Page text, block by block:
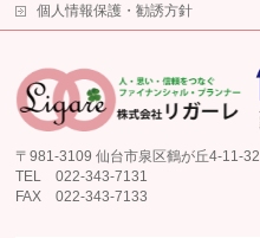
個人情報保護・勧誘方針
〒981-3109 仙台市泉区鶴が丘4-11-32
TEL 022-343-7131
FAX 022-343-7133